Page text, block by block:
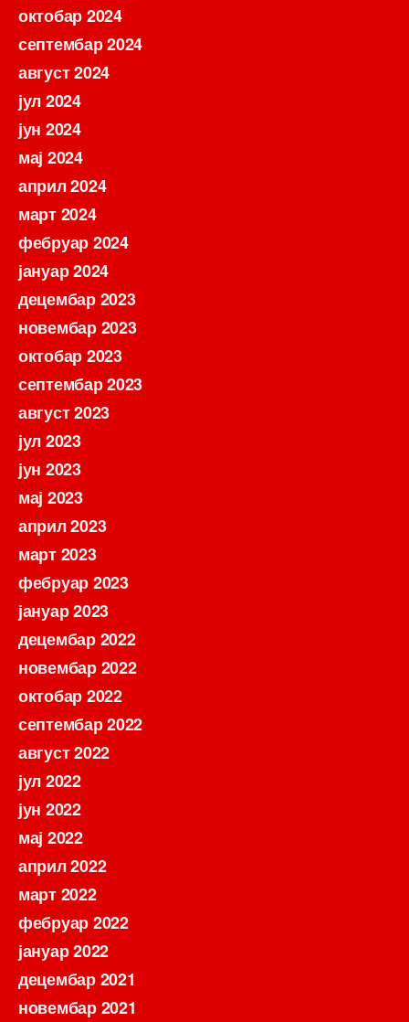
октобар 2024
септембар 2024
август 2024
јул 2024
јун 2024
мај 2024
април 2024
март 2024
фебруар 2024
јануар 2024
децембар 2023
новембар 2023
октобар 2023
септембар 2023
август 2023
јул 2023
јун 2023
мај 2023
април 2023
март 2023
фебруар 2023
јануар 2023
децембар 2022
новембар 2022
октобар 2022
септембар 2022
август 2022
јул 2022
јун 2022
мај 2022
април 2022
март 2022
фебруар 2022
јануар 2022
децембар 2021
новембар 2021